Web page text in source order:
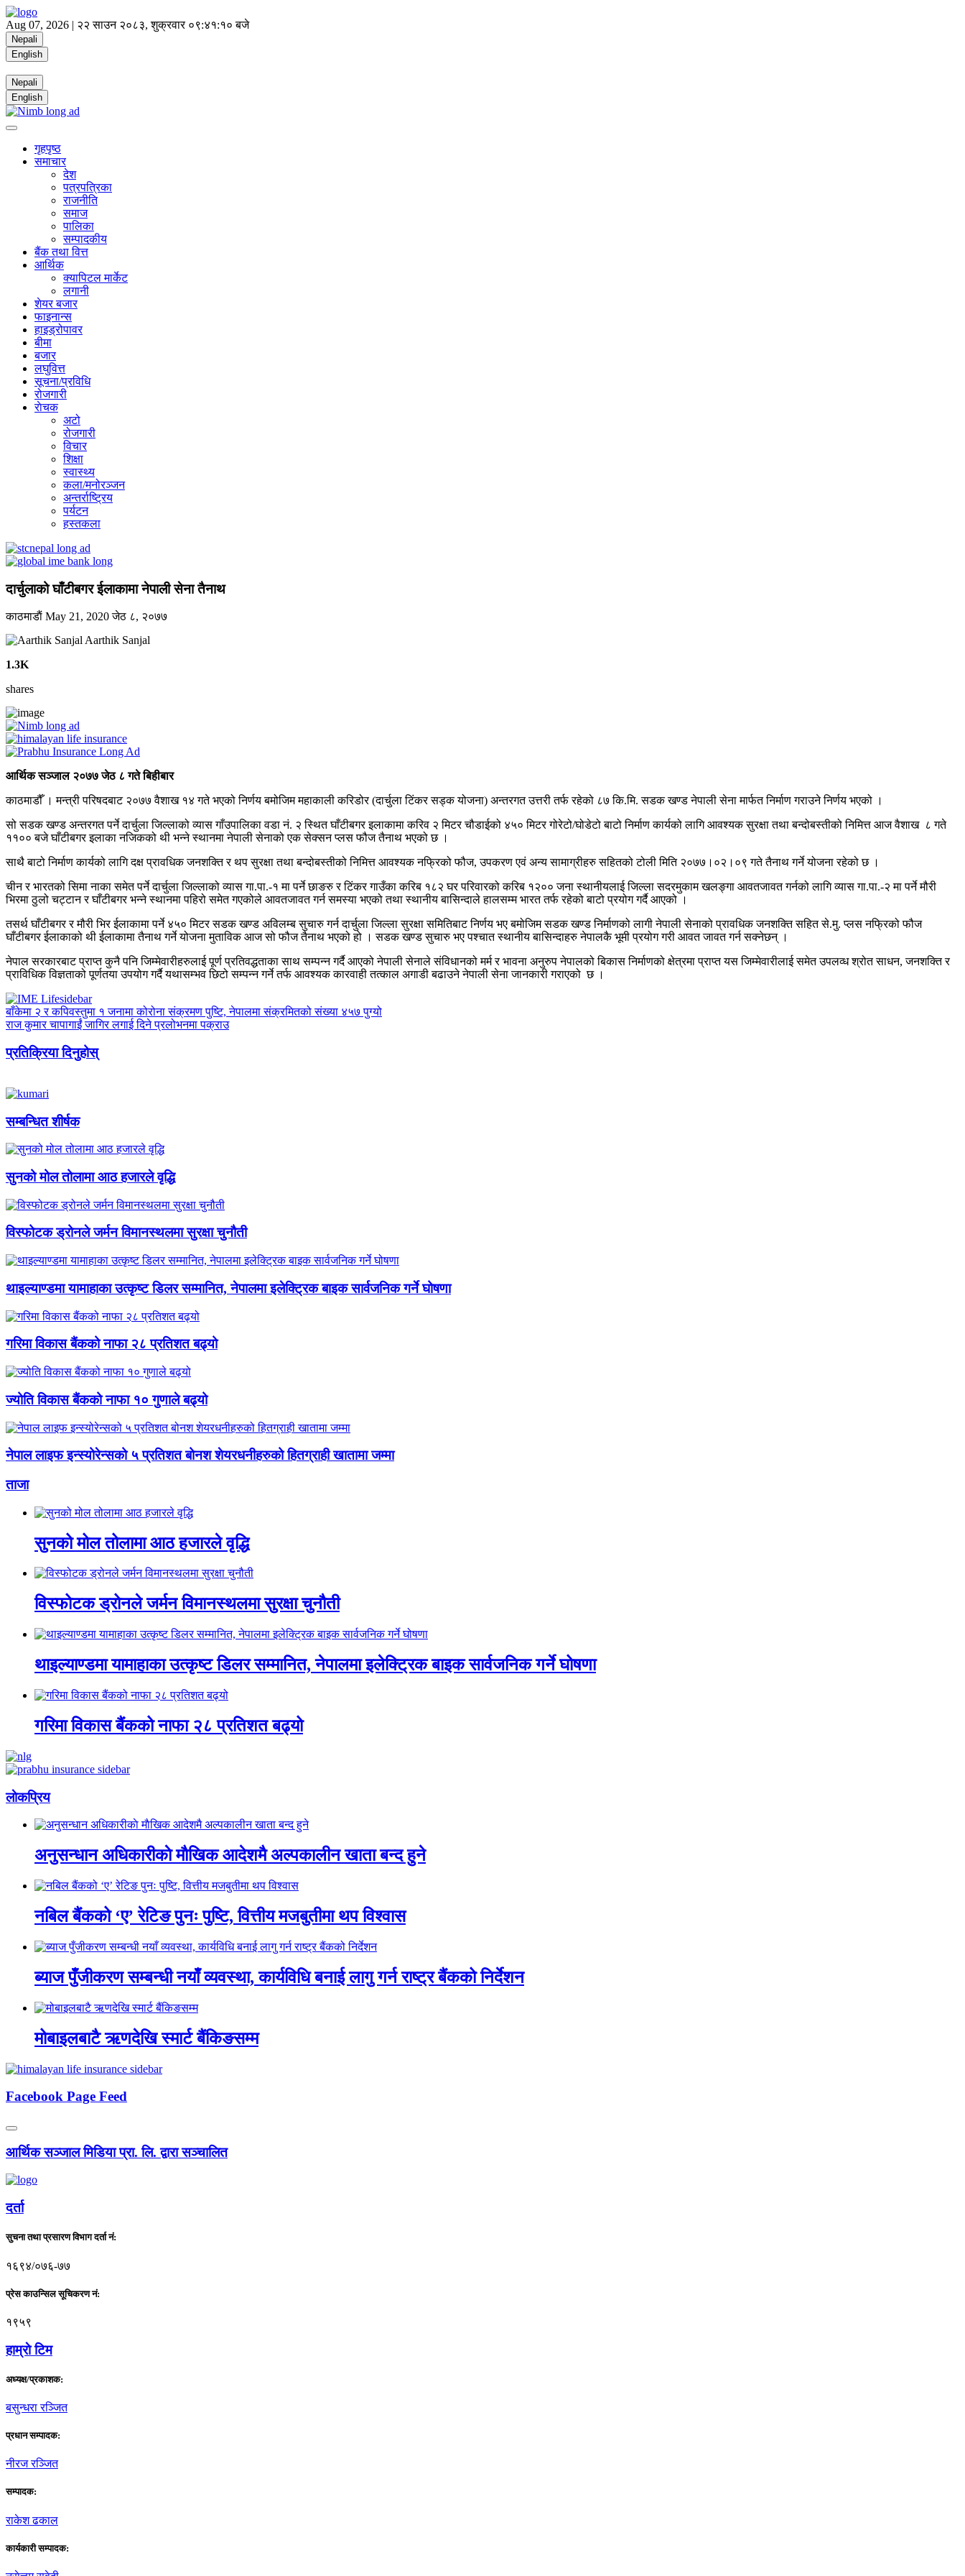
Aug 07, 2026 | २२ साउन २०८३, शुक्रवार ०९:४१:११ बजे
Nepali
English
Nepali
English
गृहपृष्ठ
समाचार
देश
पत्रपत्रिका
राजनीति
समाज
पालिका
सम्पादकीय
बैंक तथा वित्त
आर्थिक
क्यापिटल मार्केट
लगानी
शेयर बजार
फाइनान्स
हाइड्रोपावर
बीमा
बजार
लघुवित्त
सूचना/प्रविधि
रोजगारी
राेचक
अटो
रोजगारी
विचार
शिक्षा
स्वास्थ्य
कला/मनोरञ्जन
अन्तर्राष्ट्रिय
पर्यटन
हस्तकला
दार्चुलाको घाँटीबगर ईलाकामा नेपाली सेना तैनाथ
काठमाडाैं May 21, 2020जेठ ८, २०७७
Aarthik Sanjal
1.3K
shares
आर्थिक सञ्जाल २०७७ जेठ ८ गते बिहीबार
काठमाडौँ । मन्त्री परिषदबाट २०७७ वैशाख १४ गते भएको निर्णय बमोजिम महाकाली करिडोर (दार्चुला टिंकर सड्क योजना) अन्तरगत उत्तरी तर्फ रहेको ८७ कि.मि. सडक खण्ड नेपाली सेना मार्फत निर्माण गराउने निर्णय भएको ।
सो सडक खण्ड अन्तरगत पर्ने दार्चुला जिल्लाको व्यास गाँउपालिका वडा नं. २ स्थित घाँटीबगर इलाकामा करिव २ मिटर चौडाईको ४५० मिटर गोरेटो/घोडेटो बाटो निर्माण कार्यको लागि आवश्यक सुरक्षा तथा बन्दोबस्तीको निमित्त आज वैशाख ८ गते
११०० बजे घाँटीबगर इलाका नजिकको थी भन्ने स्थानमा नेपाली सेनाको एक सेक्सन प्लस फौज तैनाथ भएको छ ।
साथै बाटो निर्माण कार्यको लागि दक्ष प्रावधिक जनशक्ति र थप सुरक्षा तथा बन्दोबस्तीको निमित्त आवश्यक नफ्रिको फौज, उपकरण एवं अन्य सामाग्रीहरु सहितको टोली मिति २०७७।०२।०९ गते तैनाथ गर्ने योजना रहेको छ ।
चीन र भारतको सिमा नाका समेत पर्ने दार्चुला जिल्लाको व्यास गा.पा.-१ मा पर्ने छाङरु र टिंकर गाउँका करिब १८२ घर परिवारको करिब १२०० जना स्थानीयलाई जिल्ला सदरमुकाम खलङ्गा आवतजावत गर्नको लागि व्यास गा.पा.-२ मा पर्ने मौरी
भिरमा ठुलो चट्टान र घाँटीबगर भन्ने स्थानमा पहिरो समेत गएकोले आवतजावत गर्न समस्या भएको तथा स्थानीय बासिन्दाले हालसम्म भारत तर्फ रहेको बाटो प्रयोग गर्दै आएको ।
तसर्थ घाँटीबगर र मौरी भिर ईलाकामा पर्ने ४५० मिटर सडक खण्ड अविलम्ब सुचारु गर्न दार्चुला जिल्ला सुरक्षा समितिबाट निर्णय भए बमोजिम सडक खण्ड निर्माणको लागी नेपाली सेनाको प्रावधिक जनशक्ति सहित से.मु. प्लस नफ्रिको फौज
घाँटीबगर ईलाकाको थी ईलाकामा तैनाथ गर्ने योजना मुताविक आज सो फौज तैनाथ भएको हो । सडक खण्ड सुचारु भए पश्चात स्थानीय बासिन्दाहरु नेपालकै भूमी प्रयोग गरी आवत जावत गर्न सक्नेछन् ।
नेपाल सरकारबाट प्राप्त कुनै पनि जिम्मेवारीहरुलाई पूर्ण प्रतिवद्धताका साथ सम्पन्न गर्दै आएको नेपाली सेनाले संविधानको मर्म र भावना अनुरुप नेपालको बिकास निर्माणको क्षेत्रमा प्राप्त यस जिम्मेवारीलाई समेत उपलव्ध श्रोत साधन, जनशक्ति र
प्राविधिक विज्ञताको पूर्णतया उपयोग गर्दै यथासम्भव छिटो सम्पन्न गर्ने तर्फ आवश्यक कारवाही तत्काल अगाडी बढाउने नेपाली सेना जानकारी गराएको छ ।
बाँकेमा २ र कपिवस्तुमा १ जनामा कोरोना संक्रमण पुष्टि, नेपालमा संक्रमितको संख्या ४५७ पुग्यो
राज कुमार चापागाईं जागिर लगाई दिने प्रलोभनमा पक्राउ
प्रतिक्रिया दिनुहोस्
सम्बन्धित शीर्षक
सुनको मोल तोलामा आठ हजारले वृद्धि
विस्फोटक ड्रोनले जर्मन विमानस्थलमा सुरक्षा चुनौती
थाइल्याण्डमा यामाहाका उत्कृष्ट डिलर सम्मानित, नेपालमा इलेक्ट्रिक बाइक सार्वजनिक गर्ने घोषणा
गरिमा विकास बैंकको नाफा २८ प्रतिशत बढ्यो
ज्योति विकास बैंकको नाफा १० गुणाले बढ्यो
नेपाल लाइफ इन्स्योरेन्सको ५ प्रतिशत बोनश शेयरधनीहरुको हितग्राही खातामा जम्मा
ताजा
सुनको मोल तोलामा आठ हजारले वृद्धि
विस्फोटक ड्रोनले जर्मन विमानस्थलमा सुरक्षा चुनौती
थाइल्याण्डमा यामाहाका उत्कृष्ट डिलर सम्मानित, नेपालमा इलेक्ट्रिक बाइक सार्वजनिक गर्ने घोषणा
गरिमा विकास बैंकको नाफा २८ प्रतिशत बढ्यो
लाेकप्रिय
अनुसन्धान अधिकारीकाे माैखिक आदेशमै अल्पकालीन खाता बन्द हुने
नबिल बैंकको ‘ए’ रेटिङ पुनः पुष्टि, वित्तीय मजबुतीमा थप विश्वास
ब्याज पुँजीकरण सम्बन्धी नयाँ व्यवस्था, कार्यविधि बनाई लागु गर्न राष्ट्र बैंकको निर्देशन
मोबाइलबाटै ऋणदेखि स्मार्ट बैंकिङसम्म
Facebook Page Feed
आर्थिक सञ्जाल मिडिया प्रा. लि. द्वारा सञ्चालित
दर्ता
सुचना तथा प्रसारण विभाग दर्ता नं:
१६९४/०७६-७७
प्रेस काउन्सिल सूचिकरण नं:
१९५९
हाम्राे टिम
अध्यक्ष/प्रकाशक:
बसुन्धरा रञ्जित
प्रधान सम्पादक:
नीरज रञ्जित
सम्पादक:
राकेश ढकाल
कार्यकारी सम्पादक: